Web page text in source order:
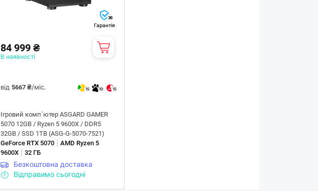
36
Гарантія
84 999 ₴
В наявності
від5667 ₴/міс. 15 10 15
Ігровий комп`ютер ASGARD GAMER
5070 12GB / Ryzen 5 9600X / DDR5
32GB / SSD 1TB (ASG-G-5070-7521)
GeForce RTX 5070 |AMD Ryzen 5
9600X |32 ГБ
Безкоштовна доставка
Відправимо сьогодні